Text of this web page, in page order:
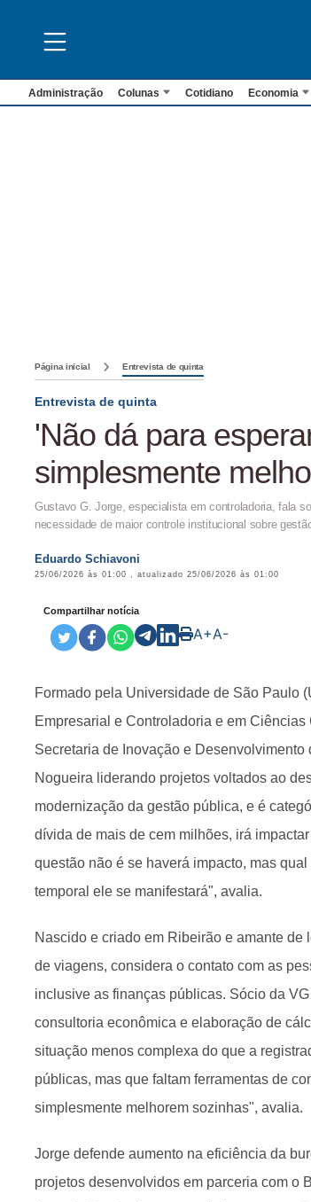
Administração Colunas Cotidiano Economia
Página inicial Entrevista de quinta
Entrevista de quinta
'Não dá para
simplesmente
Gustavo G. Jorge, especialista em controladoria, fala
necessidade de maior controle institucional sobre
Eduardo Schiavoni
25/06/2026 às 01:00 , atualizado 25/06/2026 às 01:00
Compartilhar notícia
A+A-
Formado pela Universidade de São Paulo
Empresarial e Controladoria e em
Secretaria de Inovação e
Nogueira liderando projetos voltados ao
modernização da gestão pública, e é
dívida de mais de cem milhões, irá
questão não é se haverá impacto, mas
temporal ele se manifestará", avalia.
Nascido e criado em Ribeirão e amante
de viagens, considera o contato com as
inclusive as finanças públicas. Sócio da
consultoria econômica e elaboração de
situação menos complexa do que a
públicas, mas que faltam ferramentas de
simplesmente melhorem sozinhas", avalia.
Jorge defende aumento na eficiência da
projetos desenvolvidos em parceria com o